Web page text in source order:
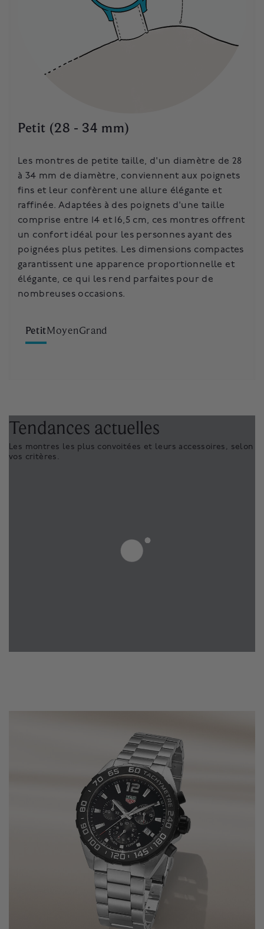
Petit (28 - 34 mm)
Les montres de petite taille, d'un diamètre de 28
à 34 mm de diamètre, conviennent aux poignets
fins et leur confèrent une allure élégante et
raffinée. Adaptées à des poignets d'une taille
comprise entre 14 et 16,5 cm, ces montres offrent
un confort idéal pour les personnes ayant des
poignées plus petites. Les dimensions compactes
garantissent une apparence proportionnelle et
élégante, ce qui les rend parfaites pour de
nombreuses occasions.
Moyen (35 - 39 mm)
Les boîtiers de montres de taille moyenne, allant
de 35 à 39 mm, offrent un équilibre entre
polyvalence et style. Conçues pour des poignets
mesurant généralement de 6 à 7,5 pouces, ces
montres offrent un port confortable. Les
dimensions supérieures permettent d'avoir une
présence remarquée, mais raffinée.
Grand (40 - 46 mm)
Les montres de grande taille, d'un diamètre
compris entre 40 et 46 mm, font preuve
d'audace. Conçues pour des poignets mesurant
environ 7,5 pouces et plus, ces montres offrent
une présence robuste et imposante. Les
dimensions étendues créent un look masculin et
substantiel, répondant à ceux qui préfèrent un
style plus prononcé sur leur poignet, parfait
pour avoir un impact fort dans divers contextes.
PetitMoyenGrand
Tendances actuelles
Les montres les plus convoitées et leurs accessoires, selon
vos critères.